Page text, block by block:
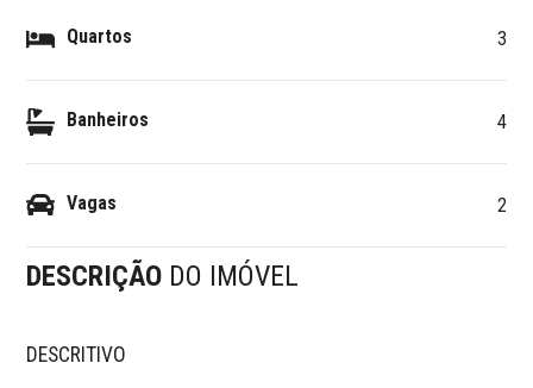
Quartos 3
Banheiros 4
Vagas 2
DESCRIÇÃO DO IMÓVEL
DESCRITIVO